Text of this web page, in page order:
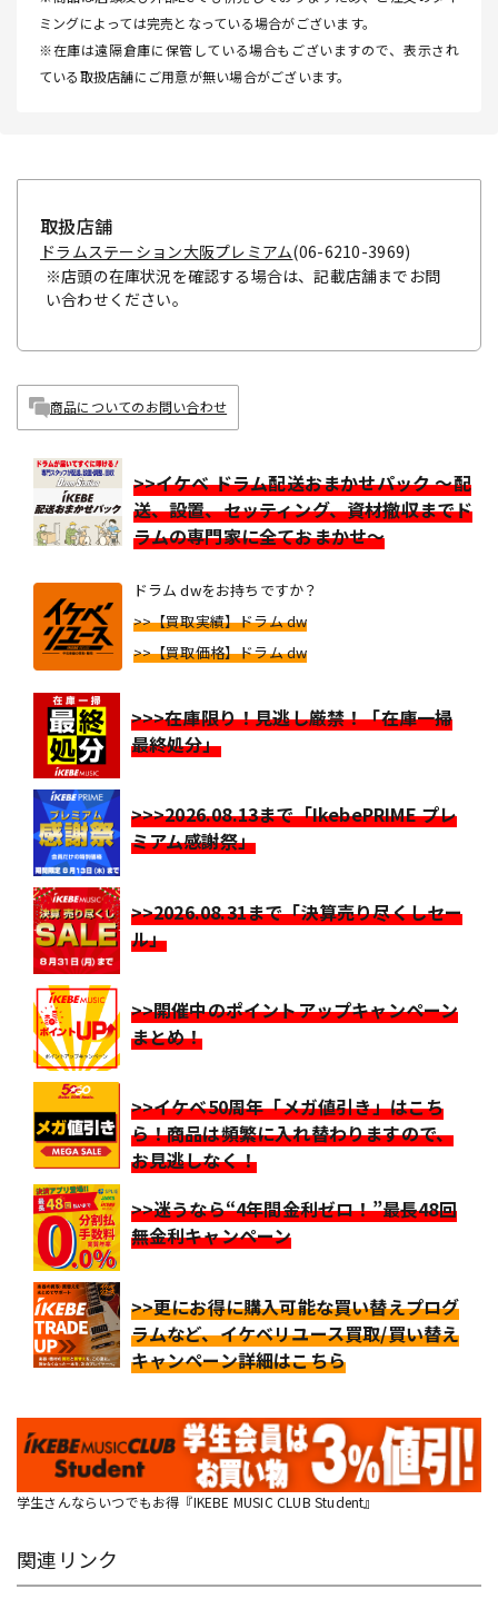
ミングによっては完売となっている場合がございます。
※在庫は遠隔倉庫に保管している場合もございますので、表示され
ている取扱店舗にご用意が無い場合がございます。
取扱店舗
ドラムステーション大阪プレミアム(06-6210-3969)
※店頭の在庫状況を確認する場合は、記載店舗までお問
い合わせください。
商品についてのお問い合わせ
>>イケベ ドラム配送おまかせパック ～配
送、設置、セッティング、資材撤収までド
ラムの専門家に全ておまかせ～
ドラム dwをお持ちですか？
>>【買取実績】ドラム dw
>>【買取価格】ドラム dw
>>>在庫限り！見逃し厳禁！「在庫一掃
最終処分」
>>>2026.08.13まで「IkebePRIME プレ
ミアム感謝祭」
>>2026.08.31まで「決算売り尽くしセー
ル」
>>開催中のポイントアップキャンペーン
まとめ！
>>イケベ50周年「メガ値引き」はこち
ら！商品は頻繁に入れ替わりますので、
お見逃しなく！
>>迷うなら“4年間金利ゼロ！”最長48回
無金利キャンペーン
>>更にお得に購入可能な買い替えプログ
ラムなど、イケベリユース買取/買い替え
キャンペーン詳細はこちら
学生さんならいつでもお得『IKEBE MUSIC CLUB Student』
関連リンク